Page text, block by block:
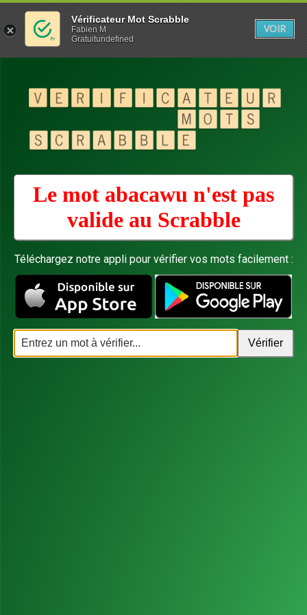
Le mot abacawu n'est pas
valide au Scrabble
Téléchargez notre appli pour vérifier vos mots facilement :
Vérificateur Mot Scrabble
Fabien M
Gratuitundefined
VOIR